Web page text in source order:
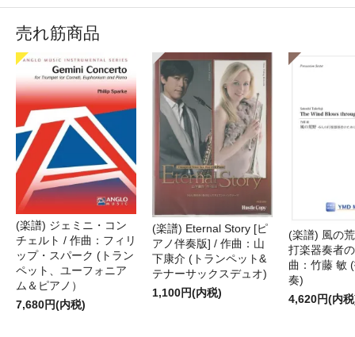
売れ筋商品
(楽譜) ジェミニ・コン
チェルト / 作曲：フィリ
ップ・スパーク (トラン
ペット、ユーフォニア
ム＆ピアノ）
7,680円(内税)
(楽譜) Eternal Story [ピ
アノ伴奏版] / 作曲：山
下康介 (トランペット&
テナーサックスデュオ)
1,100円(内税)
(楽譜) 風の
打楽器奏者
曲：竹藤 敏
奏)
4,620円(内